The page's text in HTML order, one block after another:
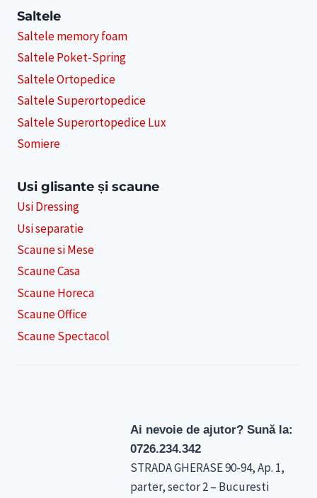
Saltele
Saltele memory foam
Saltele Poket-Spring
Saltele Ortopedice
Saltele Superortopedice
Saltele Superortopedice Lux
Somiere
Usi glisante și scaune
Usi Dressing
Usi separatie
Scaune si Mese
Scaune Casa
Scaune Horeca
Scaune Office
Scaune Spectacol
Ai nevoie de ajutor? Sună la:
0726.234.342
STRADA GHERASE 90-94, Ap. 1,
parter, sector 2 – Bucuresti